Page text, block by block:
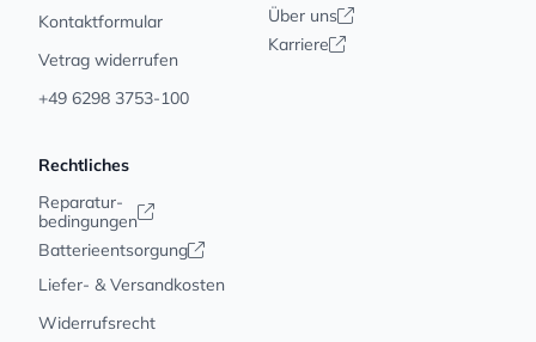
Kontaktformular
Vetrag widerrufen
+49 6298 3753-100
Über uns
Karriere
Rechtliches
Reparatur-
bedingungen
Batterieentsorgung
Liefer- & Versandkosten
Widerrufsrecht